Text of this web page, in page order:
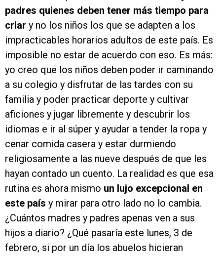
padres quienes deben tener más tiempo para
criar y no los niños los que se adapten a los
impracticables horarios adultos de este país. Es
imposible no estar de acuerdo con eso. Es más:
yo creo que los niños deben poder ir caminando
a su colegio y disfrutar de las tardes con su
familia y poder practicar deporte y cultivar
aficiones y jugar libremente y descubrir los
idiomas e ir al súper y ayudar a tender la ropa y
cenar comida casera y estar durmiendo
religiosamente a las nueve después de que les
hayan contado un cuento. La realidad es que esa
rutina es ahora mismo un lujo excepcional en
este país y mirar para otro lado no lo cambia.
¿Cuántos madres y padres apenas ven a sus
hijos a diario? ¿Qué pasaría este lunes, 3 de
febrero, si por un día los abuelos hicieran